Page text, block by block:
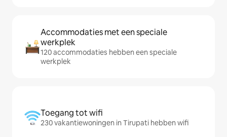
Accommodaties met een speciale
werkplek
120 accommodaties hebben een speciale
werkplek
Toegang tot wifi
230 vakantiewoningen in Tirupati hebben wifi